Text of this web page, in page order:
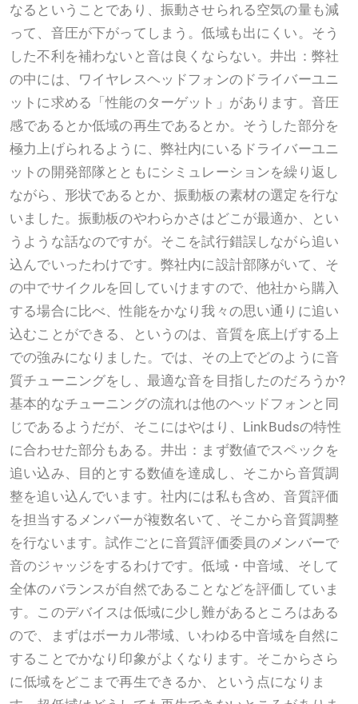
なるということであり、振動させられる空気の量も減
って、音圧が下がってしまう。低域も出にくい。そう
した不利を補わないと音は良くならない。井出：弊社
の中には、ワイヤレスヘッドフォンのドライバーユニ
ットに求める「性能のターゲット」があります。音圧
感であるとか低域の再生であるとか。そうした部分を
極力上げられるように、弊社内にいるドライバーユニ
ットの開発部隊とともにシミュレーションを繰り返し
ながら、形状であるとか、振動板の素材の選定を行な
いました。振動板のやわらかさはどこが最適か、とい
うような話なのですが。そこを試行錯誤しながら追い
込んでいったわけです。弊社内に設計部隊がいて、そ
の中でサイクルを回していけますので、他社から購入
する場合に比べ、性能をかなり我々の思い通りに追い
込むことができる、というのは、音質を底上げする上
での強みになりました。では、その上でどのように音
質チューニングをし、最適な音を目指したのだろうか?
基本的なチューニングの流れは他のヘッドフォンと同
じであるようだが、そこにはやはり、LinkBudsの特性
に合わせた部分もある。井出：まず数値でスペックを
追い込み、目的とする数値を達成し、そこから音質調
整を追い込んでいます。社内には私も含め、音質評価
を担当するメンバーが複数名いて、そこから音質調整
を行ないます。試作ごとに音質評価委員のメンバーで
音のジャッジをするわけです。低域・中音域、そして
全体のバランスが自然であることなどを評価していま
す。このデバイスは低域に少し難があるところはある
ので、まずはボーカル帯域、いわゆる中音域を自然に
することでかなり印象がよくなります。そこからさら
に低域をどこまで再生できるか、という点になりま